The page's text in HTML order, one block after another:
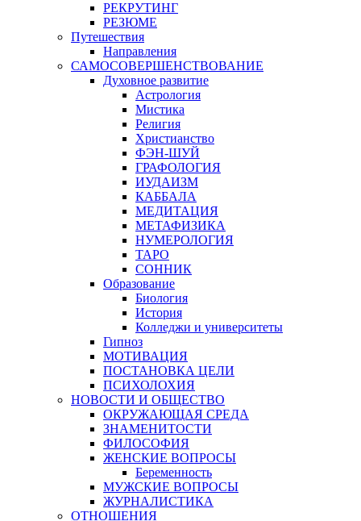
РЕКРУТИНГ
РЕЗЮМЕ
Путешествия
Направления
САМОСОВЕРШЕНСТВОВАНИЕ
Духовное развитие
Астрология
Мистика
Религия
Христианство
ФЭН-ШУЙ
ГРАФОЛОГИЯ
ИУДАИЗМ
КАББАЛА
МЕДИТАЦИЯ
МЕТАФИЗИКА
НУМЕРОЛОГИЯ
ТАРО
СОННИК
Образование
Биология
История
Колледжи и университеты
Гипноз
МОТИВАЦИЯ
ПОСТАНОВКА ЦЕЛИ
ПСИХОЛОХИЯ
НОВОСТИ И ОБЩЕСТВО
ОКРУЖАЮЩАЯ СРЕДА
ЗНАМЕНИТОСТИ
ФИЛОСОФИЯ
ЖЕНСКИЕ ВОПРОСЫ
Беременность
МУЖСКИЕ ВОПРОСЫ
ЖУРНАЛИСТИКА
ОТНОШЕНИЯ